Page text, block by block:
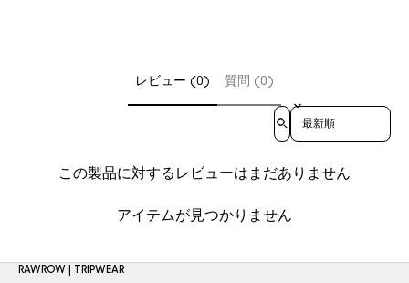
レビュー (0) 質問 (0)
Sort reviews by
この製品に対するレビューはまだありません
アイテムが見つかりません
RAWROW | TRIPWEAR